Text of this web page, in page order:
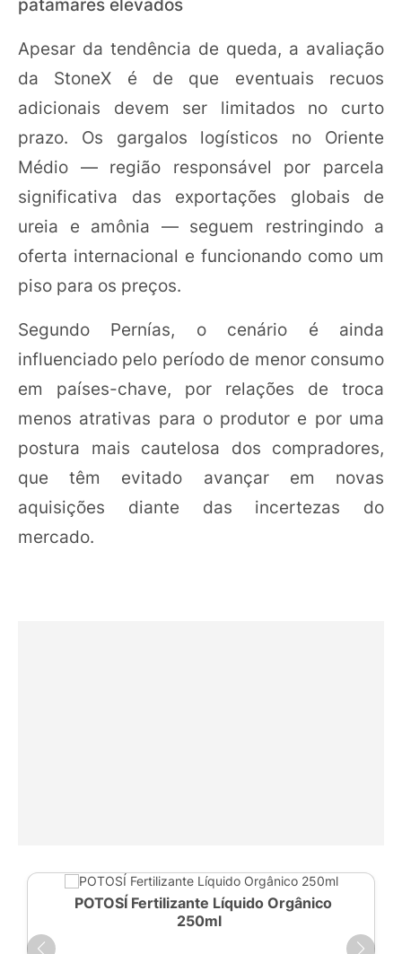
patamares elevados
Apesar da tendência de queda, a avaliação
da StoneX é de que eventuais recuos
adicionais devem ser limitados no curto
prazo. Os gargalos logísticos no Oriente
Médio — região responsável por parcela
significativa das exportações globais de
ureia e amônia — seguem restringindo a
oferta internacional e funcionando como um
piso para os preços.
Segundo Pernías, o cenário é ainda
influenciado pelo período de menor consumo
em países-chave, por relações de troca
menos atrativas para o produtor e por uma
postura mais cautelosa dos compradores,
que têm evitado avançar em novas
aquisições diante das incertezas do
mercado.
POTOSÍ Fertilizante Líquido Orgânico
250ml